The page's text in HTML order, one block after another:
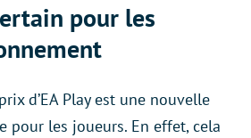
pour les
d’EA Play est une nouvelle
pour les joueurs. En effet, cela